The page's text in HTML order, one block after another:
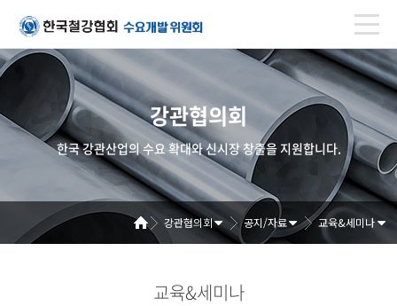
강관협의회
한국 강관산업의 수요 확대와 신시장 창출을 지원합니다.
강관협의회 공지/자료 교육&세미나
교육&세미나